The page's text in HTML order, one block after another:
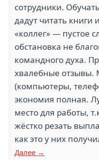
сотрудники.
дадут читать
«коллег» — пустое
обстановка не
командного духа.
хвалебные отзывы.
(компьютеры,
экономия полная.
место для работы,
жёстко резать
как это у них
Далее →